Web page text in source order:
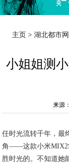
主页 >湖北都市网
小姐姐测
来源
任时光流转千年，最
角——这款小米
胜时光的。不知道她